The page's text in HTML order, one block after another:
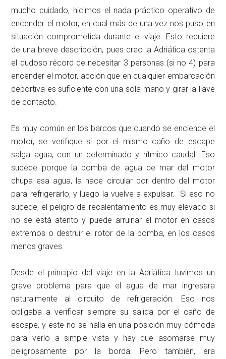
mucho cuidado, hicimos el nada práctico operativo de
encender el motor, en cual más de una vez nos puso en
situación comprometida durante el viaje. Esto requiere
de una breve descripción, pues creo la Adriática ostenta
el dudoso récord de necesitar 3 personas (si no 4) para
encender el motor, acción que en cualquier embarcación
deportiva es suficiente con una sola mano y girar la llave
de contacto.
Es muy común en los barcos que cuando se enciende el
motor, se verifique si por el mismo caño de escape
salga agua, con un determinado y rítmico caudal. Eso
sucede porque la bomba de agua de mar del motor
chupa esa agua, la hace circular por dentro del motor
para refrigerarlo, y luego la vuelve a expulsar. Si eso no
sucede, el peligro de recalentamiento es muy elevado si
no se está atento y puede arruinar el motor en casos
extremos o destruir el rotor de la bomba, en los casos
menos graves.
Desde el principio del viaje en la Adriática tuvimos un
grave problema para que el agua de mar ingresara
naturalmente al circuito de refrigeración. Eso nos
obligaba a verificar siempre su salida por el caño de
escape, y este no se halla en una posición muy cómoda
para verlo a simple vista y hay que asomarse muy
peligrosamente por la borda. Pero también, era